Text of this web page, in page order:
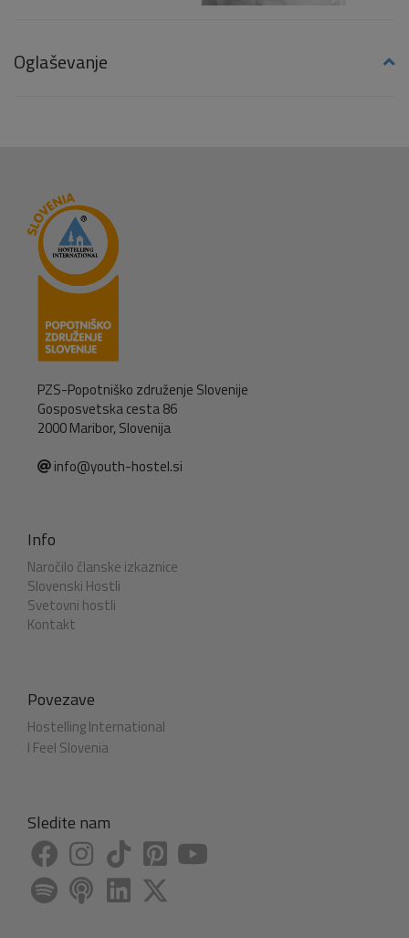
Oglaševanje
PZS-Popotniško združenje Slovenije
Gosposvetska cesta 86
2000 Maribor, Slovenija
info@youth-hostel.si
Info
Naročilo članske izkaznice
Slovenski Hostli
Svetovni hostli
Kontakt
Povezave
Hostelling International
I Feel Slovenia
Sledite nam